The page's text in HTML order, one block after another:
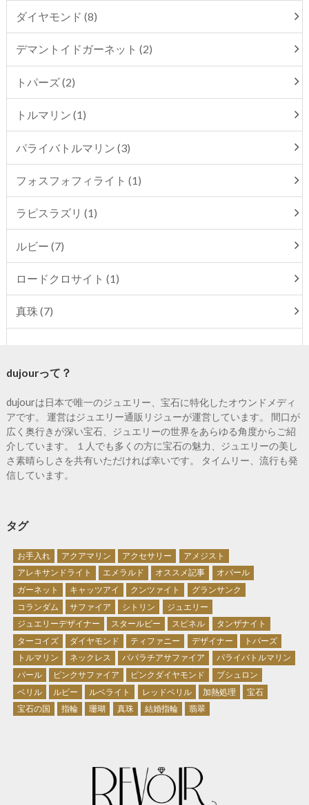
ダイヤモンド (8)
デマントイドガーネット (2)
トパーズ (2)
トルマリン (1)
パライバトルマリン (3)
フォスフォフィライト (1)
ラピスラズリ (1)
ルビー (7)
ロードクロサイト (1)
真珠 (7)
dujourって？
dujourは日本で唯一のジュエリー、宝石に特化したオウンドメディ
アです。 運営はジュエリー通販リジューが運営しています。 間口が
広く奥行きが深い宝石、ジュエリーの世界をあらゆる角度からご紹
介しています。 １人でも多くの方に宝石の魅力、ジュエリーの美し
さ素晴らしさを共有いただければ幸いです。 タイムリー、流行も発
信しています。
タグ
お手入れ アクアマリン アクセサリー
アメジスト
アレキサンドライト
エメラルド オススメ記事
オパール
ガーネット
キャッツアイ クンツァイト
グランサンク
コランダム
サファイア シトリン
ジュエリー
ジュエリーデザイナー
スタールビー スピネル
タンザナイト
ターコイズ
ダイヤモンド ティファニー デザイナー
トパーズ
トルマリン
ネックレス パパラチアサファイア
パライバトルマリン
パール
ピンクサファイア ピンクダイヤモンド
ブシュロン
ベリル
ルビー ルベライト レッドベリル 加熱処理
宝石
宝石の国
指輪 珊瑚 真珠 結婚指輪 翡翠